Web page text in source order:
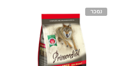
נמכר